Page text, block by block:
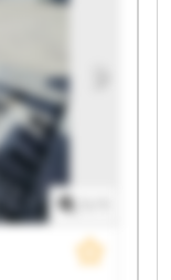
Robert
+
Robert
+